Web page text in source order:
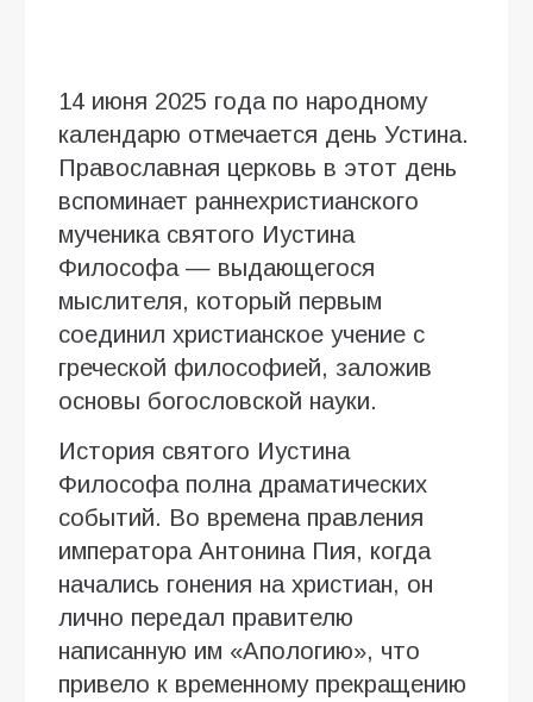
14 июня 2025 года по народному
календарю отмечается день Устина.
Православная церковь в этот день
вспоминает раннехристианского
мученика святого Иустина
Философа — выдающегося
мыслителя, который первым
соединил христианское учение с
греческой философией, заложив
основы богословской науки.
История святого Иустина
Философа полна драматических
событий. Во времена правления
императора Антонина Пия, когда
начались гонения на христиан, он
лично передал правителю
написанную им «Апологию», что
привело к временному прекращению